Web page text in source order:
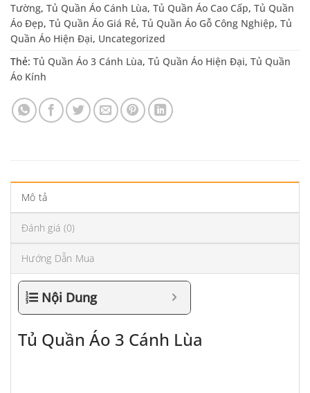
Tường, Tủ Quần Áo Cánh Lùa, Tủ Quần Áo Cao Cấp, Tủ Quần
Áo Đẹp, Tủ Quần Áo Giá Rẻ, Tủ Quần Áo Gỗ Công Nghiệp, Tủ
Quần Áo Hiện Đại, Uncategorized
Thẻ: Tủ Quần Áo 3 Cánh Lùa, Tủ Quần Áo Hiện Đại, Tủ Quần
Áo Kính
Mô tả
Đánh giá (0)
Hướng Dẫn Mua
Nội Dung
Tủ Quần Áo 3 Cánh Lùa